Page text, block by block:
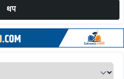
थप